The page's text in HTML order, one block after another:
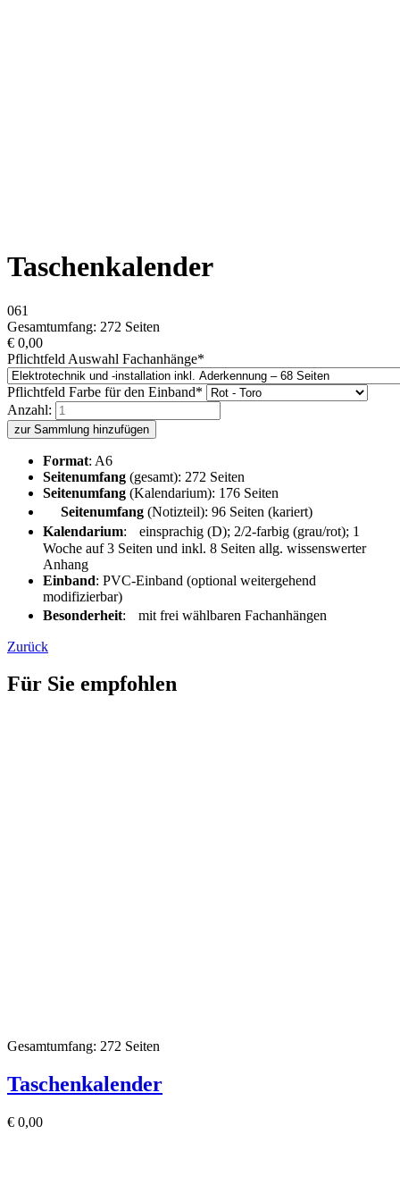
Taschenkalender
061
Gesamtumfang: 272 Seiten
€ 0,00
Pflichtfeld Auswahl Fachanhänge*
Pflichtfeld Farbe für den Einband*
Anzahl:
zur Sammlung hinzufügen
Format: A6
Seitenumfang (gesamt): 272 Seiten
Seitenumfang (Kalendarium): 176 Seiten
Seitenumfang (Notizteil): 96 Seiten (kariert)
Kalendarium: einsprachig (D); 2/2-farbig (grau/rot); 1
Woche auf 3 Seiten und inkl. 8 Seiten allg. wissenswerter
Anhang
Einband: PVC-Einband (optional weitergehend
modifizierbar)
Besonderheit: mit frei wählbaren Fachanhängen
Zurück
Für Sie empfohlen
Gesamtumfang: 272 Seiten
Taschenkalender
€ 0,00